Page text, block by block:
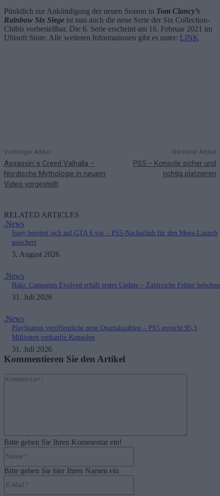
Pünktlich zur Ankündigung der neuen Season in Tom Clancy’s
Rainbow Six Siege ist nun auch die neue Serie der Six Collection-
Chibis vorbestellbar. Die 6. Serie erscheint am 16. Februar 2021 im
Ubisoft Store. Alle weiteren Informationen gibt es unter: LINK
Vorheriger Artikel
Assassin´s Creed Valhalla –
Nordische Mythologie in neuem
Video vorgestellt
Nächster Artikel
PS5 – Konsole sicher und
richtig platzieren
RELATED ARTICLES
.News
Sony bereitet sich auf GTA 6 vor – PS5-Nachschub für den Mega-Launch
gesichert
3. August 2026
.News
Halo: Campaign Evolved erhält erstes Update – Zahlreiche Fehler behoben
31. Juli 2026
.News
PlayStation veröffentlicht neue Quartalszahlen – PS5 erreicht 95,3
Millionen verkaufte Konsolen
31. Juli 2026
Kommentieren Sie den Artikel
Bitte geben Sie Ihren Kommentar ein!
Bitte geben Sie hier Ihren Namen ein